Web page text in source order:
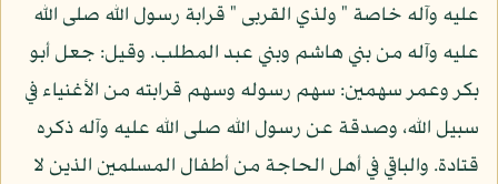
عليه وآله خاصة " ولذي القربى " قرابة رسول الله صلى الله
عليه وآله من بني هاشم وبني عبد المطلب. وقيل: جعل أبو
بكر وعمر سهمين: سهم رسوله وسهم قرابته من الأغنياء في
سبيل الله، وصدقة عن رسول الله صلى الله عليه وآله ذكره
قتادة. والباقي في أهل الحاجة من أطفال المسلمين الذين لا